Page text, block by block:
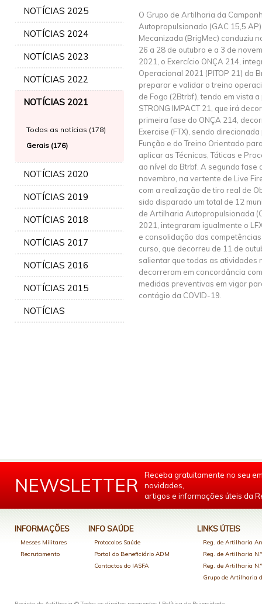
NOTÍCIAS 2025
NOTÍCIAS 2024
NOTÍCIAS 2023
NOTÍCIAS 2022
NOTÍCIAS 2021
Todas as notícias (178)
Gerais (176)
NOTÍCIAS 2020
NOTÍCIAS 2019
NOTÍCIAS 2018
NOTÍCIAS 2017
NOTÍCIAS 2016
NOTÍCIAS 2015
NOTÍCIAS
O Grupo de Artilharia da
Autopropulsionado (GAC 15,5
Mecanizada (BrigMec) conduziu
26 a 28 de outubro e a 3 de
2021, o Exercício ONÇA 214,
Operacional 2021 (PITOP 21) da
preparar e validar o treino
de Fogo (2Btrbf), tendo em vista
STRONG IMPACT 21, que irá
primeira fase do ONÇA 214,
Exercise (FTX), sendo
Função e do Treino Orientado
aplicar as Técnicas, Táticas e
ao nível da Btrbf. A segunda fase
novembro, na vertente de Live
com a realização de tiro real de
sido disparado um total de 12
de Artilharia Autopropulsionada
2021, integraram igualmente o
e consolidação das
curso, que decorreu de 11 de
salientar que todas as atividades
decorreram em concordância
medidas preventivas em vigor
contágio da COVID-19.
NEWSLETTER
Receba gratuitamente no seu
novidades,
artigos e informações úteis da
INFORMAÇÕES
Messes Militares
Recrutamento
INFO SAÚDE
Protocolos Saúde
Portal do Beneficiário ADM
Contactos do IASFA
LINKS ÚTEIS
Reg. de Artilharia
Reg. de Artilharia
Reg. de Artilharia
Grupo de Artilharia